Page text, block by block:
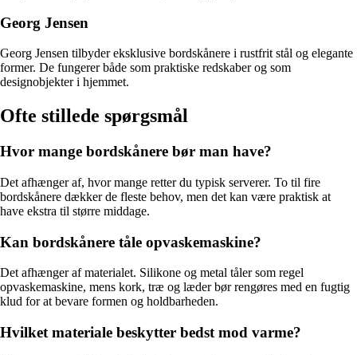
Georg Jensen
Georg Jensen tilbyder eksklusive bordskånere i rustfrit stål og elegante
former. De fungerer både som praktiske redskaber og som
designobjekter i hjemmet.
Ofte stillede spørgsmål
Hvor mange bordskånere bør man have?
Det afhænger af, hvor mange retter du typisk serverer. To til fire
bordskånere dækker de fleste behov, men det kan være praktisk at
have ekstra til større middage.
Kan bordskånere tåle opvaskemaskine?
Det afhænger af materialet. Silikone og metal tåler som regel
opvaskemaskine, mens kork, træ og læder bør rengøres med en fugtig
klud for at bevare formen og holdbarheden.
Hvilket materiale beskytter bedst mod varme?